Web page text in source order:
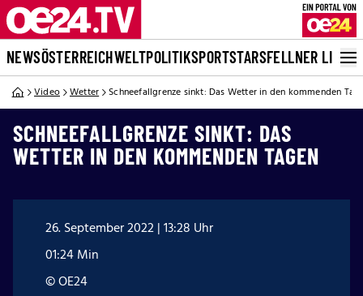
NEWSÖSTERREICHWELTPOLITIKSPORTSTARSFELLNER LIVE
Video Wetter Schneefallgrenze sinkt: Das Wetter in den kommenden
SCHNEEFALLGRENZE SINKT: DAS
WETTER IN DEN KOMMENDEN TAGEN
26. September 2022 | 13:28 Uhr
01:24 Min
© OE24